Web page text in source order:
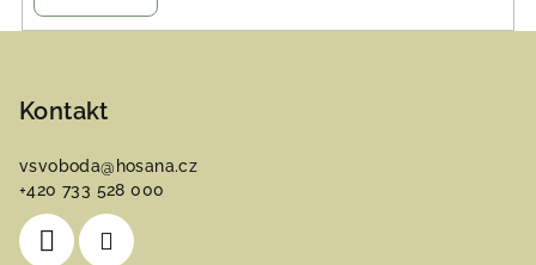
Kontakt
vsvoboda@ hosana.cz
+420 733 528 000